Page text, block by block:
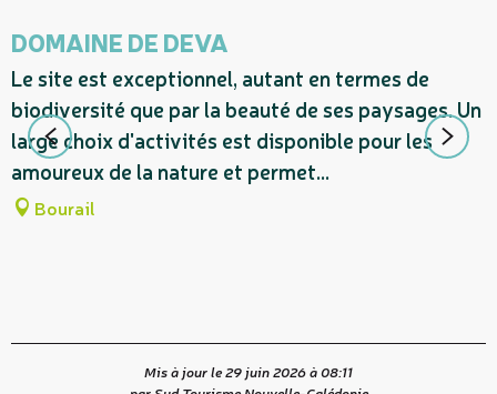
DOMAINE DE DEVA
Le site est exceptionnel, autant en termes de
biodiversité que par la beauté de ses paysages. Un
large choix d'activités est disponible pour les
amoureux de la nature et permet...
Bourail
Mis à jour le 29 juin 2026 à 08:11